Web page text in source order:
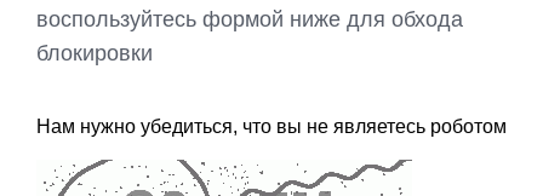
воспользуйтесь формой ниже для обхода
блокировки
Нам нужно убедиться, что вы не являетесь роботом